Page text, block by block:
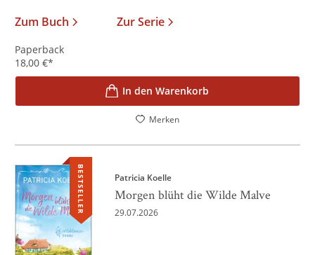
Zum Buch
Zur Serie
Paperback
18,00 €*
In den Warenkorb
Merken
BESTSELLER Patricia Koelle
Morgen blüht die Wilde Malve
29.07.2026